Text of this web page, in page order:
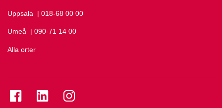
Uppsala Ring Uppsala på
| 018-68 00 00
Umeå Ring Umeå på
| 090-71 14 00
Alla orter
Se folkuniversitetet på Facebook
Se folkuniversitetet på LinkedIn